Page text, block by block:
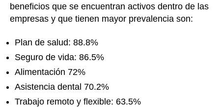
beneficios que se encuentran activos dentro de las
empresas y que tienen mayor prevalencia son:
Plan de salud: 88.8%
Seguro de vida: 86.5%
Alimentación 72%
Asistencia dental 70.2%
Trabajo remoto y flexible: 63.5%